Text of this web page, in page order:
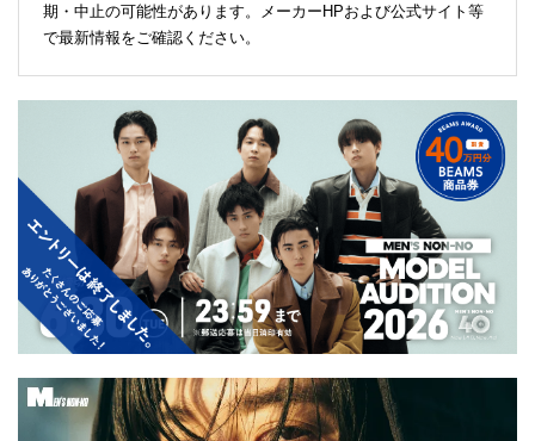
期・中止の可能性があります。メーカーHPおよび公式サイト等
で最新情報をご確認ください。